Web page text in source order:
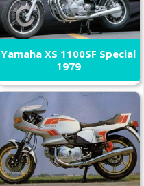
Yamaha XS 1100SF Special
1979